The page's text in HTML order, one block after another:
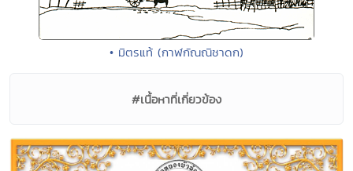
• มิตรแท้ (กาฬกัณณิชาดก)
#เนื้อหาที่เกี่ยวข้อง